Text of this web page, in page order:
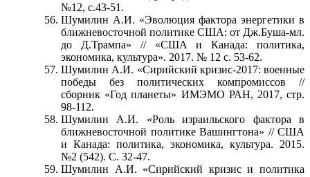
№12, с.43-51.
Шумилин А.И. «Эволюция фактора энергетики в
ближневосточной политике США: от Дж.Буша-мл.
до Д.Трампа» // «США и Канада: политика,
экономика, культура». 2017. № 12 с. 53-62.
Шумилин А.И. «Сирийский кризис-2017: военные
победы без политических компромиссов //
сборник «Год планеты» ИМЭМО РАН, 2017, стр.
98-112.
Шумилин А.И. «Роль израильского фактора в
ближневосточной политике Вашингтона» // США
и Канада: политика, экономика, культура. 2015.
№2 (542). С. 32-47.
Шумилин А.И. «Сирийский кризис и политика